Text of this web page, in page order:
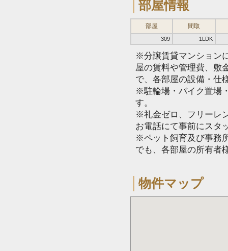
部屋情報
部屋 間取
309 1LDK
※分譲賃貸マンション
屋の賃料や管理費、敷
で、各部屋の設備・仕
※駐輪場・バイク置場
す。
※礼金ゼロ、フリーレ
お電話にて事前にスタ
※ペット飼育及び事務
でも、各部屋の所有者
物件マップ